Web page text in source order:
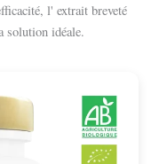
l' extrait breveté
solution idéale.